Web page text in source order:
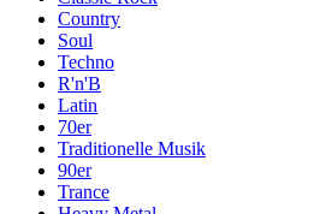
Country
Soul
Techno
R'n'B
Latin
70er
Traditionelle Musik
90er
Trance